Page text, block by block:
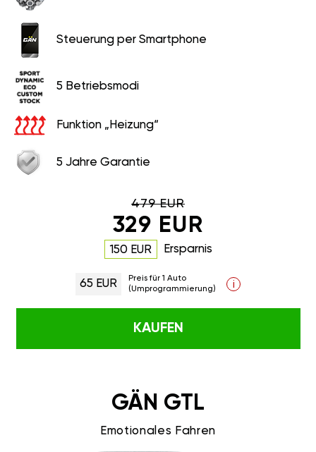
Steuerung per Smartphone
5 Betriebsmodi
Funktion „Heizung“
5 Jahre Garantie
479 EUR
329 EUR
150 EUR Ersparnis
65 EUR
Preis für 1 Auto
(Umprogrammierung)
i
KAUFEN
GÄN GTL
Emotionales Fahren